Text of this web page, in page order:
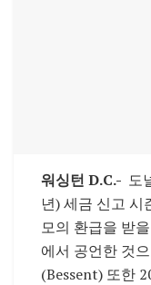
워싱턴 D.C.- 도
년) 세금 신고 시
모의 환급을 받
에서 공언한 것
(Bessent) 또한